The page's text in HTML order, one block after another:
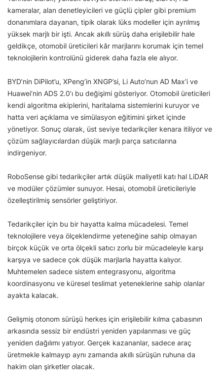
kameralar, alan denetleyicileri ve güçlü çipler gibi premium
donanımlara dayanan, tipik olarak lüks modeller için ayrılmış
yüksek marjlı bir işti. Ancak akıllı sürüş daha erişilebilir hale
geldikçe, otomobil üreticileri kâr marjlarını korumak için temel
teknolojilerin kontrolünü giderek daha fazla ele alıyor.
BYD’nin DiPilot’u, XPeng’in XNGP’si, Li Auto’nun AD Max’i ve
Huawei’nin ADS 2.0’ı bu değişimi gösteriyor. Otomobil üreticileri
kendi algoritma ekiplerini, haritalama sistemlerini kuruyor ve
hatta veri açıklama ve simülasyon eğitimini şirket içinde
yönetiyor. Sonuç olarak, üst seviye tedarikçiler kenara itiliyor ve
çözüm sağlayıcılardan düşük marjlı parça satıcılarına
indirgeniyor.
RoboSense gibi tedarikçiler artık düşük maliyetli katı hal LiDAR
ve modüler çözümler sunuyor. Hesai, otomobil üreticileriyle
özelleştirilmiş sensörler geliştiriyor.
Tedarikçiler için bu bir hayatta kalma mücadelesi. Temel
teknolojilere veya ölçeklendirme yeteneğine sahip olmayan
birçok küçük ve orta ölçekli satıcı zorlu bir mücadeleyle karşı
karşıya ve sadece çok düşük marjlarla hayatta kalıyor.
Muhtemelen sadece sistem entegrasyonu, algoritma
koordinasyonu ve küresel teslimat yeteneklerine sahip olanlar
ayakta kalacak.
Gelişmiş otonom sürüşü herkes için erişilebilir kılma çabasının
arkasında sessiz bir endüstri yeniden yapılanması ve güç
yeniden dağılımı yatıyor. Gerçek kazananlar, sadece araç
üretmekle kalmayıp aynı zamanda akıllı sürüşün ruhuna da
hakim olan şirketler olacak.